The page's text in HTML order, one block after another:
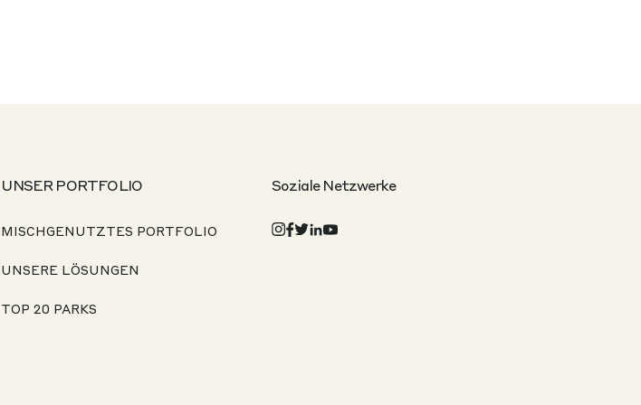
UNSER PORTFOLIO
MISCHGENUTZTES PORTFOLIO
UNSERE LÖSUNGEN
TOP 20 PARKS
Soziale Netzwerke